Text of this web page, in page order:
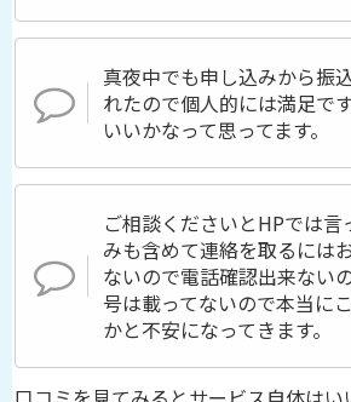
真夜中でも申し込みから振
れたので個人的には満足で
いいかなって思ってます。
ご相談くださいとHPでは言
みも含めて連絡を取るには
ないので電話確認出来ない
号は載ってないので本当に
かと不安になってきます。